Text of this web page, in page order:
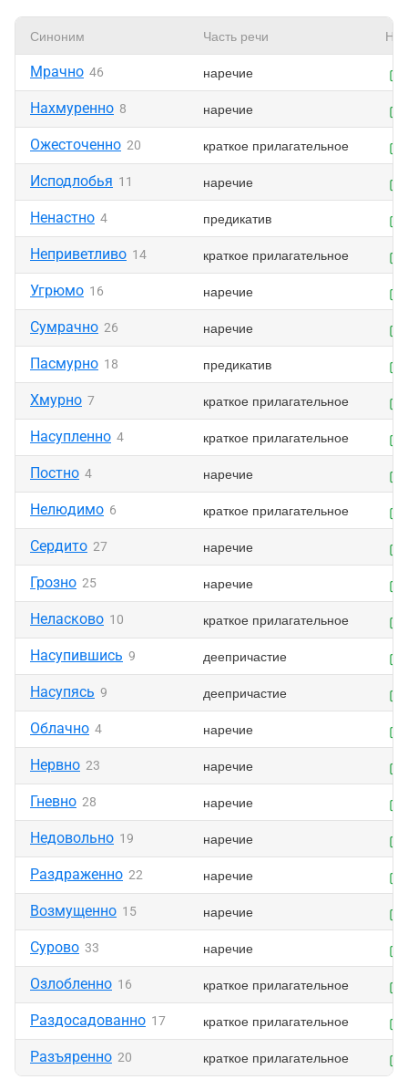
Синоним Часть речи
Мрачно 46 наречие
Нахмуренно 8 наречие
Ожесточенно 20 краткое прилагательное
Исподлобья 11 наречие
Ненастно 4 предикатив
Неприветливо 14 краткое прилагательное
Угрюмо 16 наречие
Сумрачно 26 наречие
Пасмурно 18 предикатив
Хмурно 7 краткое прилагательное
Насупленно 4 краткое прилагательное
Постно 4 наречие
Нелюдимо 6 краткое прилагательное
Сердито 27 наречие
Грозно 25 наречие
Неласково 10 краткое прилагательное
Насупившись 9 деепричастие
Насупясь 9 деепричастие
Облачно 4 наречие
Нервно 23 наречие
Гневно 28 наречие
Недовольно 19 наречие
Раздраженно 22 наречие
Возмущенно 15 наречие
Сурово 33 наречие
Озлобленно 16 краткое прилагательное
Раздосадованно 17 краткое прилагательное
Разъяренно 20 краткое прилагательное